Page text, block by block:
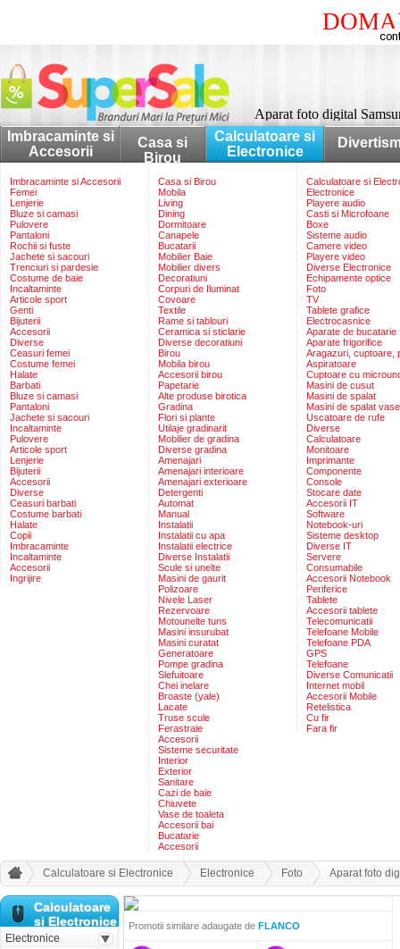
Aparat foto digital
Imbracaminte si
Accesorii
Casa si
Birou
Calculatoare si
Electronice
Imbracaminte si Accesorii
Femei
Lenjerie
Bluze si camasi
Pulovere
Pantaloni
Rochii si fuste
Jachete si sacouri
Trenciuri si pardesie
Costume de baie
Incaltaminte
Articole sport
Genti
Bijuterii
Accesorii
Diverse
Ceasuri femei
Costume femei
Halate
Barbati
Bluze si camasi
Pantaloni
Jachete si sacouri
Incaltaminte
Pulovere
Articole sport
Lenjerie
Bijuterii
Accesorii
Diverse
Ceasuri barbati
Costume barbati
Halate
Copii
Imbracaminte
Incaltaminte
Accesorii
Ingrijire
Casa si Birou
Mobila
Living
Dining
Dormitoare
Canapele
Bucatarii
Mobilier Baie
Mobilier divers
Decoratiuni
Corpuri de Iluminat
Covoare
Textile
Rame si tablouri
Ceramica si sticlarie
Diverse decoratiuni
Birou
Mobila birou
Accesorii birou
Papetarie
Alte produse birotica
Gradina
Flori si plante
Utilaje gradinarit
Mobilier de gradina
Diverse gradina
Amenajari
Amenajari interioare
Amenajari exterioare
Detergenti
Automat
Manual
Instalatii
Instalatii cu apa
Instalatii electrice
Diverse Instalatii
Scule si unelte
Masini de gaurit
Polizoare
Nivele Laser
Rezervoare
Motounelte tuns
Masini insurubat
Masini curatat
Generatoare
Pompe gradina
Slefuitoare
Chei inelare
Broaste (yale)
Lacate
Truse scule
Ferastraie
Accesorii
Sisteme securitate
Interior
Exterior
Sanitare
Cazi de baie
Chiuvete
Vase de toaleta
Accesorii bai
Bucatarie
Accesorii
Calculatoare si
Electronice
Playere audio
Casti si Microfoane
Boxe
Sisteme audio
Camere video
Playere video
Diverse Electronice
Echipamente optice
Foto
TV
Tablete grafice
Electrocasnice
Aparate de bucatarie
Aparate frigorifice
Aragazuri, cuptoare,
Aspiratoare
Cuptoare cu
Masini de cusut
Masini de spalat
Masini de spalat vase
Uscatoare de rufe
Diverse
Calculatoare
Monitoare
Imprimante
Componente
Console
Stocare date
Accesorii IT
Software
Notebook-uri
Sisteme desktop
Diverse IT
Servere
Consumabile
Accesorii Notebook
Periferice
Tablete
Accesorii tablete
Telecomunicatii
Telefoane Mobile
Telefoane PDA
GPS
Telefoane
Diverse Comunicatii
Internet mobil
Accesorii Mobile
Retelistica
Cu fir
Fara fir
Calculatoare si Electronice Electronice Foto Aparat foto
Promotii similare adaugate de FLANCO
Calculatoare
si Electronice
Electronice